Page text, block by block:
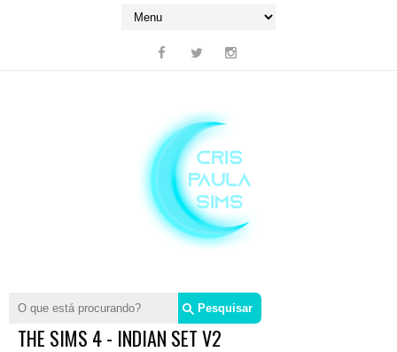
THE SIMS 4 - INDIAN SET V2